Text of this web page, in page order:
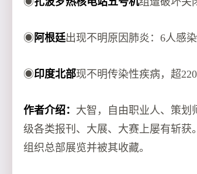
◉ 阿根廷出现不明原因肺炎：6人感
◉印度北部现不明传染性疾病，超
作者介绍： 大智，自由职业人、策划
级各类报刊、大展、大赛上屡有斩
组织总部展览并被其收藏。